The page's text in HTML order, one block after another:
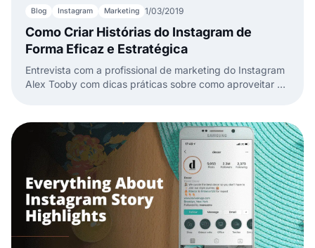
Blog Instagram Marketing 1/03/2019
Como Criar Histórias do Instagram de
Forma Eficaz e Estratégica
Entrevista com a profissional de marketing do Instagram
Alex Tooby com dicas práticas sobre como aproveitar ao